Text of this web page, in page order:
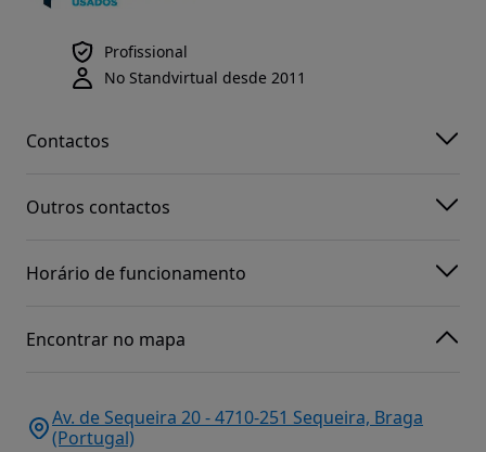
Profissional
No Standvirtual desde 2011
Contactos
Outros contactos
Horário de funcionamento
Encontrar no mapa
Av. de Sequeira 20 - 4710-251 Sequeira, Braga
(Portugal)